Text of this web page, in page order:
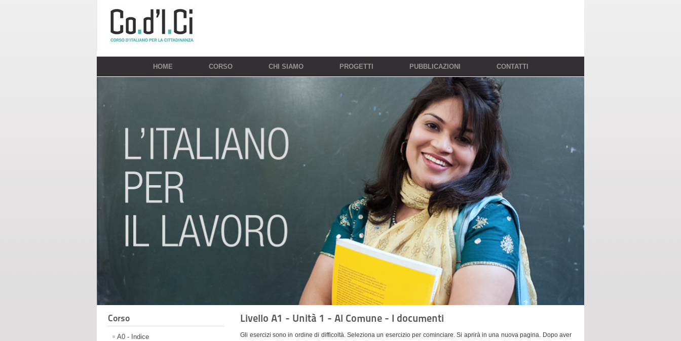
HOME CORSO CHI SIAMO PROGETTI PUBBLICAZIONI CONTATTI
Corso
A0 - Indice
Livello A1 - Unità 1 - Al Comune - I documenti
Gli esercizi sono in ordine di difficoltà. Seleziona un esercizio per cominciare. Si aprirà in una nuova pagina. Dopo aver